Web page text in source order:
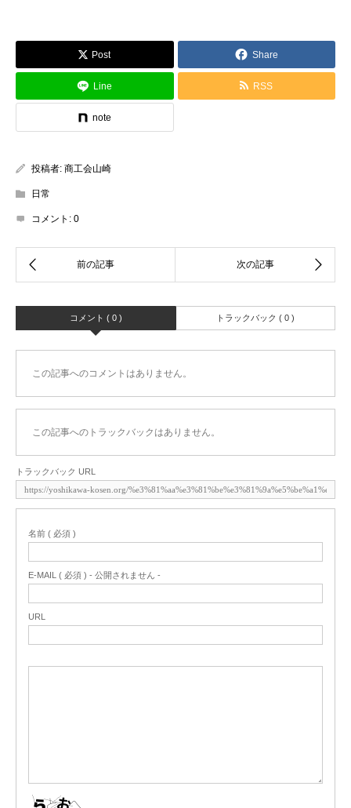
Post Share
Line RSS
note
投稿者: 商工会山崎
日常
コメント: 0
コメント ( 0 ) トラックバック ( 0 )
この記事へのコメントはありません。
この記事へのトラックバックはありません。
トラックバック URL
名前 ( 必須 )
E-MAIL ( 必須 ) - 公開されません -
URL